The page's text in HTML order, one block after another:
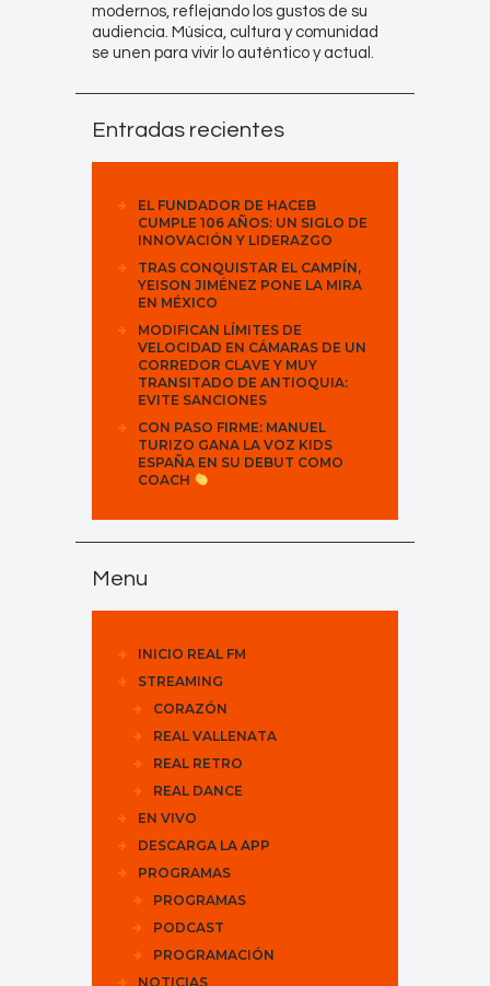
modernos, reflejando los gustos de su
audiencia. Música, cultura y comunidad
se unen para vivir lo auténtico y actual.
Entradas recientes
EL FUNDADOR DE HACEB
CUMPLE 106 AÑOS: UN SIGLO DE
INNOVACIÓN Y LIDERAZGO
TRAS CONQUISTAR EL CAMPÍN,
YEISON JIMÉNEZ PONE LA MIRA
EN MÉXICO
MODIFICAN LÍMITES DE
VELOCIDAD EN CÁMARAS DE UN
CORREDOR CLAVE Y MUY
TRANSITADO DE ANTIOQUIA:
EVITE SANCIONES
CON PASO FIRME: MANUEL
TURIZO GANA LA VOZ KIDS
ESPAÑA EN SU DEBUT COMO
COACH
Menu
INICIO REAL FM
STREAMING
CORAZÓN
REAL VALLENATA
REAL RETRO
REAL DANCE
EN VIVO
DESCARGA LA APP
PROGRAMAS
PROGRAMAS
PODCAST
PROGRAMACIÓN
NOTICIAS